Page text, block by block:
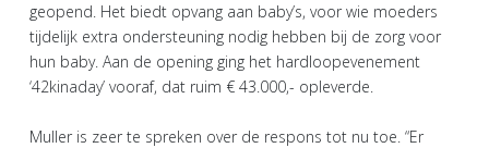
geopend. Het biedt opvang aan baby’s, voor wie moeders
tijdelijk extra ondersteuning nodig hebben bij de zorg voor
hun baby. Aan de opening ging het hardloopevenement
‘42kinaday’ vooraf, dat ruim € 43.000,- opleverde.
Muller is zeer te spreken over de respons tot nu toe. “Er